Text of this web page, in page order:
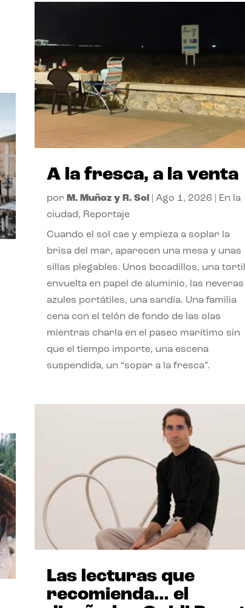
A la fresca, a la venta
por M. Muñoz y R. Sol Ago 1, 2026
En la
ciudad, Reportaje
Cuando el sol cae y empieza a soplar la
brisa del mar, aparecen una mesa y unas
sillas plegables. Unos bocadillos, una
envuelta en papel de aluminio, las neveras
azules portátiles, una sandía. Una familia
cena con el telón de fondo de las olas
mientras charla en el paseo marítimo sin
que el tiempo importe, una escena
suspendida, un “sopar a la fresca”.
Las lecturas que
recomienda… el